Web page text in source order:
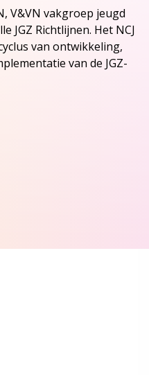
V&VN vakgroep jeugd
JGZ Richtlijnen. Het NCJ
van ontwikkeling,
van de JGZ-
NCJs